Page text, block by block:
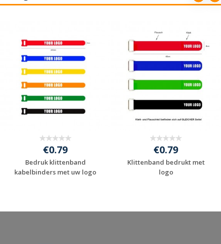
€0.79
Bedruk klittenband
kabelbinders met uw logo
€0.79
Klittenband bedrukt met
logo